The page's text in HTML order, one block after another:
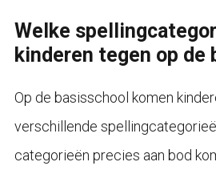
Welke
kinderen tegen op de
Op de basisschool komen
verschillende
categorieën precies aan bod